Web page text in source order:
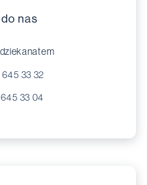
nas
645 33 32
33 04